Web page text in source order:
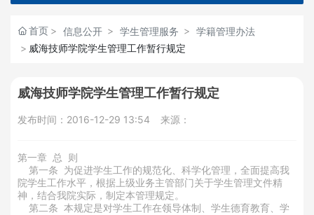
党建在线
服务指南
首页 信息公开 学生管理服务
学籍管理办法
威海技师学院学生管理工作暂行规定
威海技师学院学生管理工作暂行规定
发布时间： 2016-12-29 13:54 来源：
第一章 总 则
第一条 为促进学生工作的规范化、科学化管理，全面提高我
院学生工作水平，根据上级业务主管部门关于学生管理文件精
神，结合我院实际，制定本管理规定。
第二条 本规定是对学生工作在领导体制、学生德育教育、学